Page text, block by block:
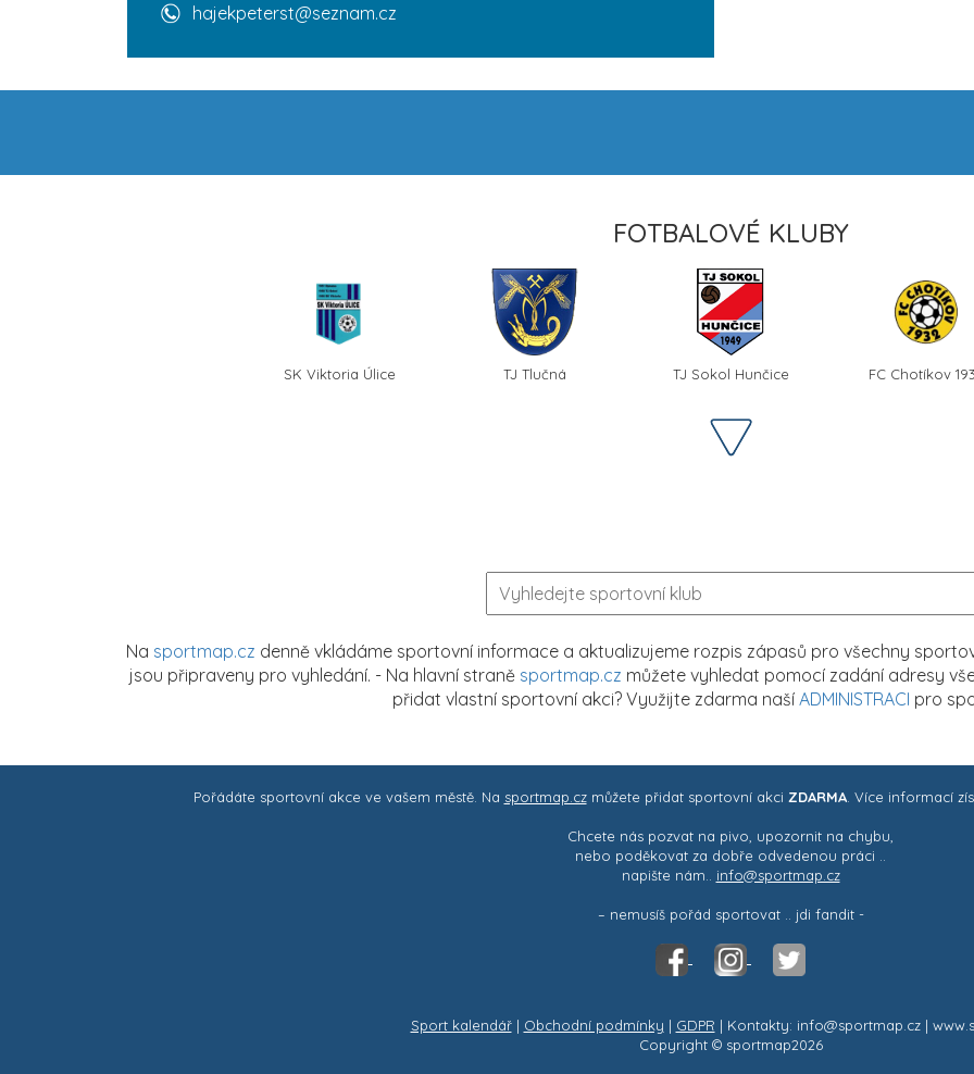
hajekpeterst@seznam.cz
FOTBALOVÉ KLUBY
SK Viktoria Úlice TJ Tlučná TJ Sokol Hunčice FC Chotíkov
Na sportmap.cz denně vkládáme sportovní informace a aktualizujeme rozpis zápasů pro všechny
jsou připraveny pro vyhledání. - Na hlavní straně sportmap.cz můžete vyhledat pomocí zadání adresy
přidat vlastní sportovní akci? Využijte zdarma naší ADMINISTRACI pro
Pořádáte sportovní akce ve vašem městě. Na sportmap.czmůžete přidat sportovní akci ZDARMA. Více informací
Chcete nás pozvat na pivo, upozornit na chybu,
nebo poděkovat za dobře odvedenou práci ..
napište nám.. info@sportmap.cz
– nemusíš pořád sportovat .. jdi fandit -
Sport kalendář| Obchodní podmínky | GDPR | Kontakty: info@sportmap.cz |
Copyright © sportmap2026